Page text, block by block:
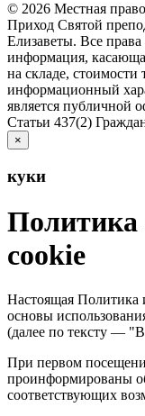
© 2026 Местная
Приход Святой
Елизаветы. Все
информация,
на складе, стоимости
информационный
является публичной
Статьи 437(2)
×
куки
Политика
cookie
Настоящая Политика
основы
(далее по тексту —
При первом
проинформированы
соответствующих